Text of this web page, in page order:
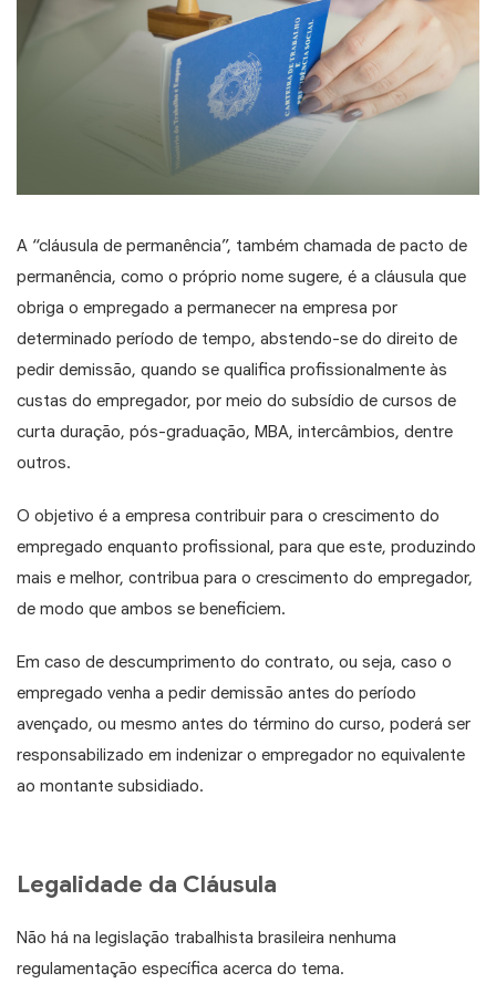
A “cláusula de permanência”, também chamada de pacto de
permanência, como o próprio nome sugere, é a cláusula que
obriga o empregado a permanecer na empresa por
determinado período de tempo, abstendo-se do direito de
pedir demissão, quando se qualifica profissionalmente às
custas do empregador, por meio do subsídio de cursos de
curta duração, pós-graduação, MBA, intercâmbios, dentre
outros.
O objetivo é a empresa contribuir para o crescimento do
empregado enquanto profissional, para que este, produzindo
mais e melhor, contribua para o crescimento do empregador,
de modo que ambos se beneficiem.
Em caso de descumprimento do contrato, ou seja, caso o
empregado venha a pedir demissão antes do período
avençado, ou mesmo antes do término do curso, poderá ser
responsabilizado em indenizar o empregador no equivalente
ao montante subsidiado.
Legalidade da Cláusula
Não há na legislação trabalhista brasileira nenhuma
regulamentação específica acerca do tema.